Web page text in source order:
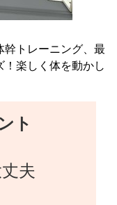
幹トレーニング、最
楽しく体を動かし
ト
夫